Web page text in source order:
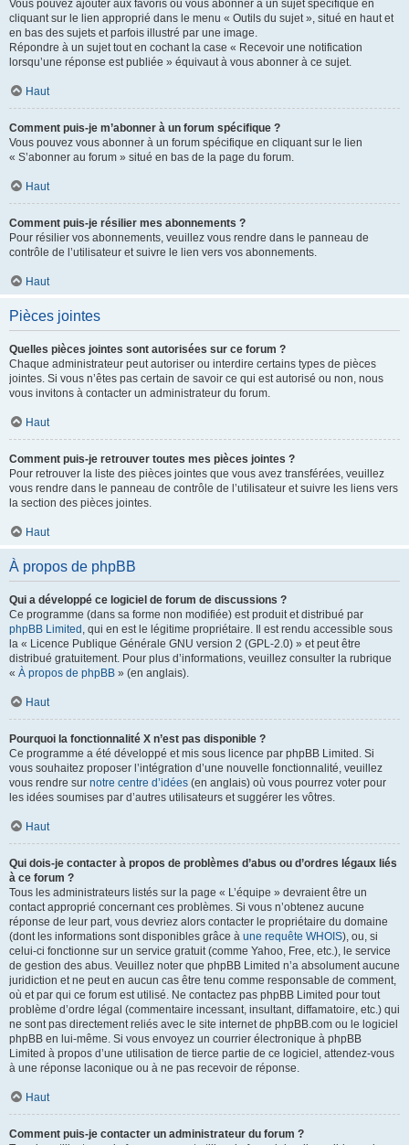
Vous pouvez ajouter aux favoris ou vous abonner à un sujet spécifique en
cliquant sur le lien approprié dans le menu « Outils du sujet », situé en haut et
en bas des sujets et parfois illustré par une image.
Répondre à un sujet tout en cochant la case « Recevoir une notification
lorsqu’une réponse est publiée » équivaut à vous abonner à ce sujet.
Haut
Comment puis-je m’abonner à un forum spécifique ?
Vous pouvez vous abonner à un forum spécifique en cliquant sur le lien
« S’abonner au forum » situé en bas de la page du forum.
Haut
Comment puis-je résilier mes abonnements ?
Pour résilier vos abonnements, veuillez vous rendre dans le panneau de
contrôle de l’utilisateur et suivre le lien vers vos abonnements.
Haut
Pièces jointes
Quelles pièces jointes sont autorisées sur ce forum ?
Chaque administrateur peut autoriser ou interdire certains types de pièces
jointes. Si vous n’êtes pas certain de savoir ce qui est autorisé ou non, nous
vous invitons à contacter un administrateur du forum.
Haut
Comment puis-je retrouver toutes mes pièces jointes ?
Pour retrouver la liste des pièces jointes que vous avez transférées, veuillez
vous rendre dans le panneau de contrôle de l’utilisateur et suivre les liens vers
la section des pièces jointes.
Haut
À propos de phpBB
Qui a développé ce logiciel de forum de discussions ?
Ce programme (dans sa forme non modifiée) est produit et distribué par
phpBB Limited , qui en est le légitime propriétaire. Il est rendu accessible sous
la « Licence Publique Générale GNU version 2 (GPL-2.0) » et peut être
distribué gratuitement. Pour plus d’informations, veuillez consulter la rubrique
« À propos de phpBB » (en anglais).
Haut
Pourquoi la fonctionnalité X n’est pas disponible ?
Ce programme a été développé et mis sous licence par phpBB Limited. Si
vous souhaitez proposer l’intégration d’une nouvelle fonctionnalité, veuillez
vous rendre sur notre centre d’idées (en anglais) où vous pourrez voter pour
les idées soumises par d’autres utilisateurs et suggérer les vôtres.
Haut
Qui dois-je contacter à propos de problèmes d’abus ou d’ordres légaux liés
à ce forum ?
Tous les administrateurs listés sur la page « L’équipe » devraient être un
contact approprié concernant ces problèmes. Si vous n’obtenez aucune
réponse de leur part, vous devriez alors contacter le propriétaire du domaine
(dont les informations sont disponibles grâce à une requête WHOIS), ou, si
celui-ci fonctionne sur un service gratuit (comme Yahoo, Free, etc.), le service
de gestion des abus. Veuillez noter que phpBB Limited n’a absolument aucune
juridiction et ne peut en aucun cas être tenu comme responsable de comment,
où et par qui ce forum est utilisé. Ne contactez pas phpBB Limited pour tout
problème d’ordre légal (commentaire incessant, insultant, diffamatoire, etc.) qui
ne sont pas directement reliés avec le site internet de phpBB.com ou le logiciel
phpBB en lui-même. Si vous envoyez un courrier électronique à phpBB
Limited à propos d’une utilisation de tierce partie de ce logiciel, attendez-vous
à une réponse laconique ou à ne pas recevoir de réponse.
Haut
Comment puis-je contacter un administrateur du forum ?